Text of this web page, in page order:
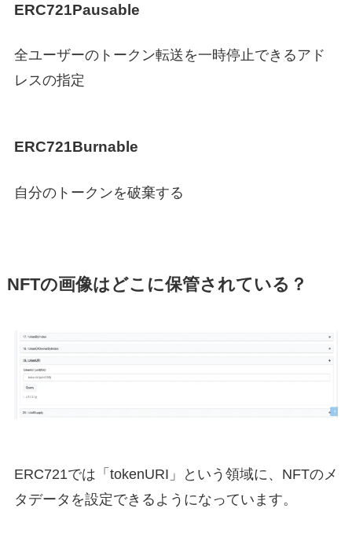
ERC721Pausable
全ユーザーのトークン転送を一時停止できるアド
レスの指定
ERC721Burnable
自分のトークンを破棄する
NFTの画像はどこに保管されている？
ERC721では「tokenURI」という領域に、NFTのメ
タデータを設定できるようになっています。